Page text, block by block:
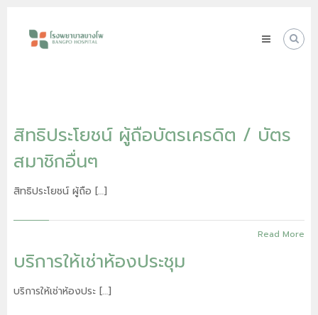
contentพยาบาล
สิทธิประโยชน์ ผู้ถือบัตรเครดิต / บัตร
สมาชิกอื่นๆ
สิทธิประโยชน์ ผู้ถือ […]
Read More
บริการให้เช่าห้องประชุม
บริการให้เช่าห้องประ […]